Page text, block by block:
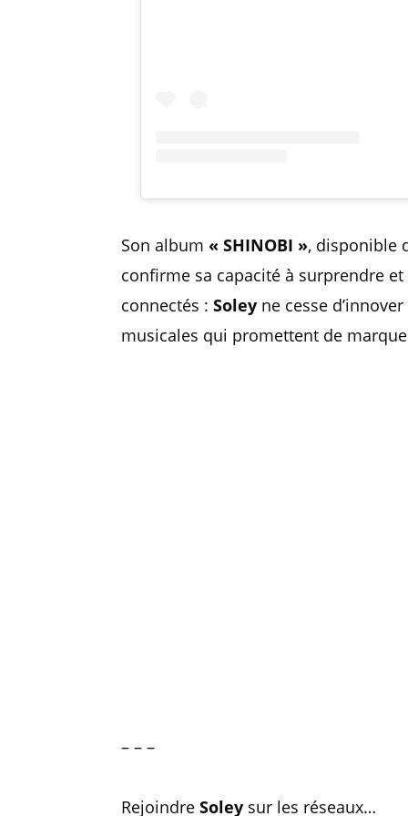
Son album « SHINOBI », disponible
confirme sa capacité à surprendre
connectés : Soley ne cesse
musicales qui promettent de
– – –
Rejoindre Soley sur les réseaux…